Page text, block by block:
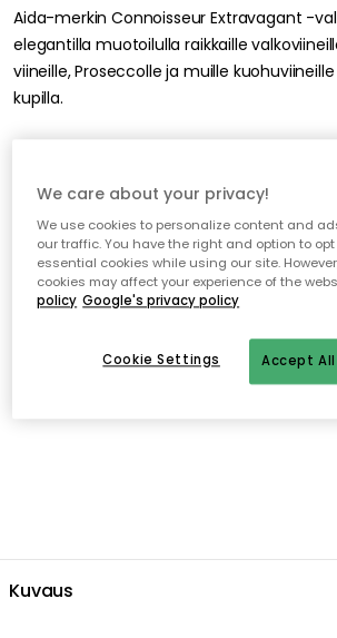
Aida-merkin Connoisseur Extravagant -
elegantilla muotoilulla raikkaille
viineille, Proseccolle ja muille
kupilla.
Varastossa
Ilmainen toimitus yli 79 €*
Nopeat ja joustavat toimitukset
Avoin palautusoikeus 30 päivän ajan
Kuvaus
We care about your privacy!
We use cookies to personalize content and
our traffic. You have the right and option to
essential cookies while using our site.
cookies may affect your experience of the
policy Google's privacy policy
Accept
Cookie Settings